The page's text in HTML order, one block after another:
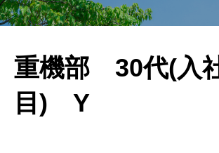
重機部 30代(入
目) Y